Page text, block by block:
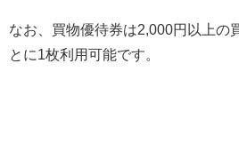
なお、買物優待券は2,000円以上の
とに1枚利用可能です。